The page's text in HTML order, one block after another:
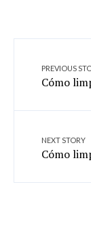
PREVIOUS
Cómo
NEXT STORY
Cómo